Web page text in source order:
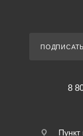
8
Пункт